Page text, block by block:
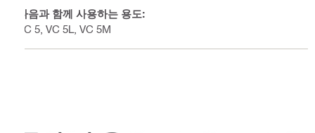
다음과 함께 사용하는 용도:
VC 5, VC 5L, VC 5M